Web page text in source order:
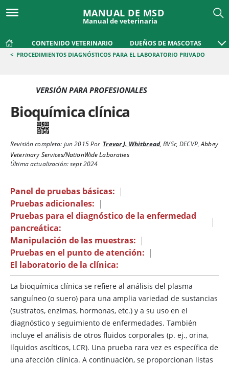
MANUAL DE MSD
Manual de veterinaria
CONTENIDO VETERINARIO DUEÑOS DE MASCOTAS
< PROCEDIMIENTOS DIAGNÓSTICOS PARA EL LABORATORIO PRIVADO
VERSIÓN PARA PROFESIONALES
Bioquímica clínica
Revisión completa: jun 2015Por Trevor J. Whitbread,BVSc, DECVP,Abbey
Veterinary Services/NationWide Laboraties
Última actualización: sept 2024
Panel de pruebas básicas: |
Pruebas adicionales: |
Pruebas para el diagnóstico de la enfermedad
pancreática:
|
Manipulación de las muestras: |
Pruebas en el punto de atención: |
El laboratorio de la clínica:
La bioquímica clínica se refiere al análisis del plasma
sanguíneo (o suero) para una amplia variedad de sustancias
(sustratos, enzimas, hormonas, etc.) y a su uso en el
diagnóstico y seguimiento de enfermedades. También
incluye el análisis de otros fluidos corporales (p. ej., orina,
líquidos ascíticos, LCR). Una prueba rara vez es específica de
una afección clínica. A continuación, se proporcionan listas